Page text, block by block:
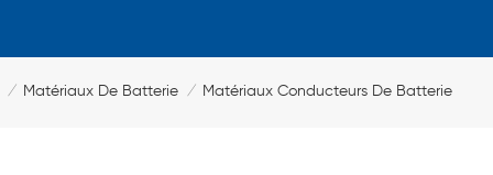
/ Matériaux De Batterie / Matériaux Conducteurs De Batterie